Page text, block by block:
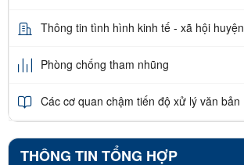
Thông tin tình hình kinh tế - xã hội huyện
Phòng chống tham nhũng
Các cơ quan chậm tiến độ xử lý văn bản
THÔNG TIN TỔNG HỢP